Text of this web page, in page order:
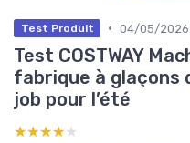
Test Produit • 04/05/2026
Test COSTWAY
fabrique à glaçons
job pour l’été
★★★★★
★★★★★